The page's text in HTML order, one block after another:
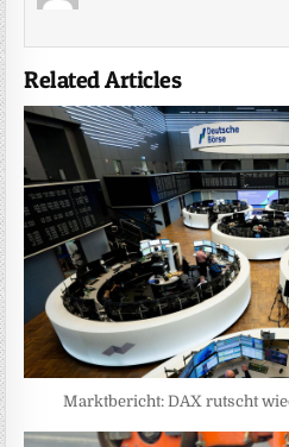
Related Articles
Marktbericht: DAX rutscht